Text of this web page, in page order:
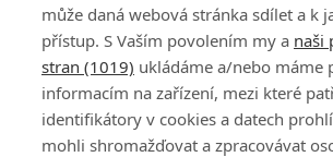
DISKUZE
může daná webová stránka sdílet a k
přístup. S Vaším povolením my a naši
stran (1019) ukládáme a/nebo máme
informacím na zařízení, mezi které
identifikátory v cookies a datech
mohli shromažďovat a zpracovávat